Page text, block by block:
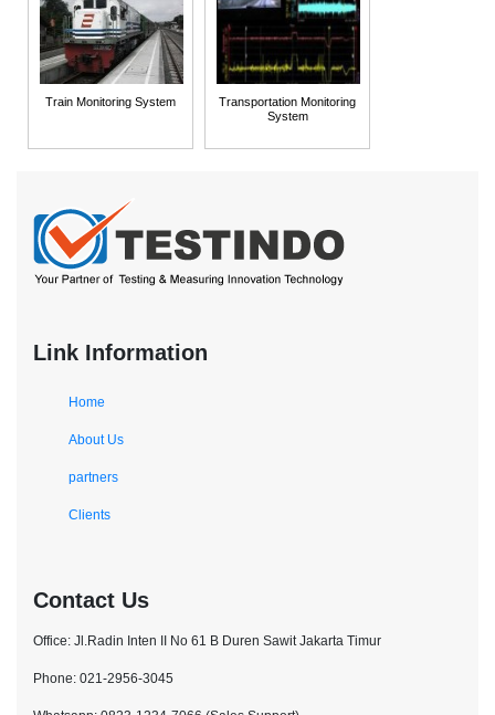
Train Monitoring System
Transportation Monitoring
System
Link Information
Home
About Us
partners
Clients
Contact Us
Office: Jl.Radin Inten II No 61 B Duren Sawit Jakarta Timur
Phone: 021-2956-3045